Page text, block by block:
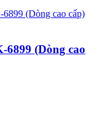
6899 (Dòng cao